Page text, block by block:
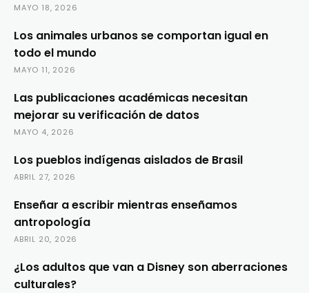
MAYO 18, 2026
Los animales urbanos se comportan igual en
todo el mundo
MAYO 11, 2026
Las publicaciones académicas necesitan
mejorar su verificación de datos
MAYO 4, 2026
Los pueblos indígenas aislados de Brasil
ABRIL 27, 2026
Enseñar a escribir mientras enseñamos
antropología
ABRIL 20, 2026
¿Los adultos que van a Disney son aberraciones
culturales?